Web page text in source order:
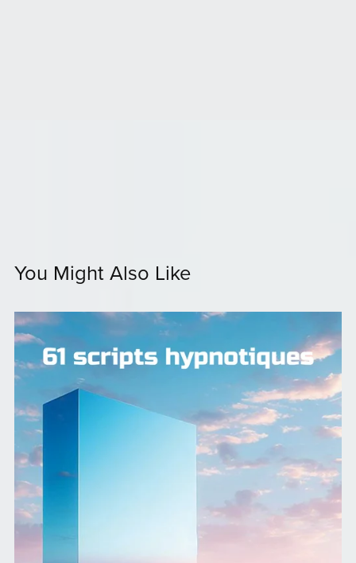
You Might Also Like